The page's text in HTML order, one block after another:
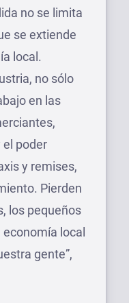
no se limita
se extiende
local.
no sólo
en las
el poder
y remises,
Pierden
los pequeños
local
gente”,